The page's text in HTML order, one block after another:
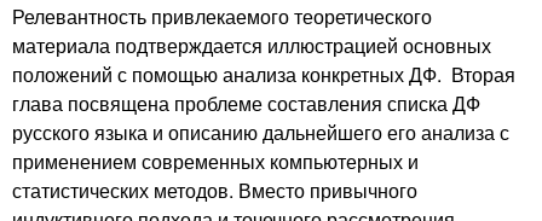
Релевантность привлекаемого теоретического
материала подтверждается иллюстрацией основных
положений с помощью анализа конкретных ДФ. Вторая
глава посвящена проблеме составления списка ДФ
русского языка и описанию дальнейшего его анализа с
применением современных компьютерных и
статистических методов. Вместо привычного